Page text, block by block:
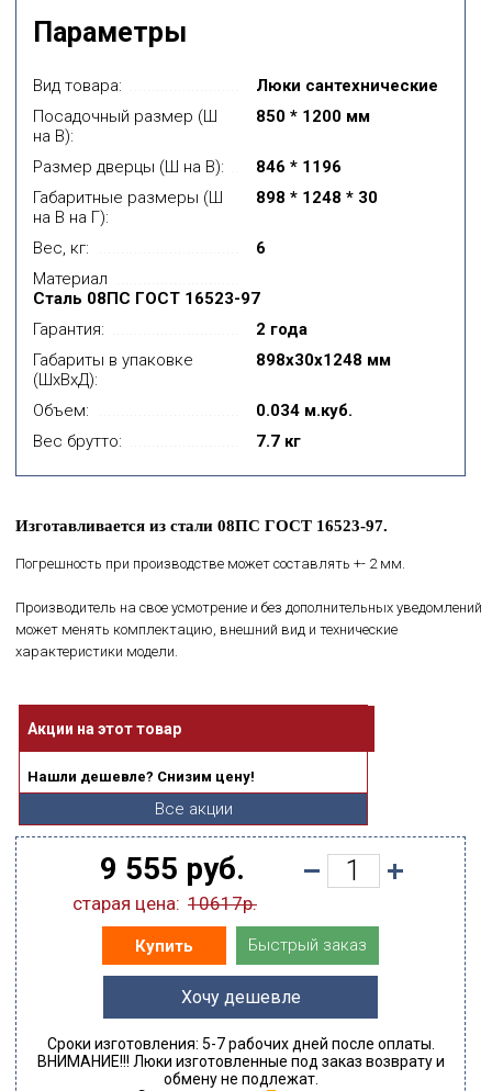
Параметры
Вид товара:
Люки сантехнические
Посадочный размер (Ш
на В):
850 * 1200 мм
Размер дверцы (Ш на В):
846 * 1196
Габаритные размеры (Ш
на В на Г):
898 * 1248 * 30
Вес, кг:
6
Материал
Сталь 08ПС ГОСТ 16523-97
Гарантия:
2 года
Габариты в упаковке
(ШхВхД):
898x30x1248 мм
Объем:
0.034 м.куб.
Вес брутто:
7.7 кг
Изготавливается из стали 08ПС ГОСТ 16523-97.
Погрешность при производстве может составлять +- 2 мм.
Производитель на свое усмотрение и без дополнительных уведомлений
может менять комплектацию, внешний вид и технические
характеристики модели.
Акции на этот товар
Нашли дешевле? Снизим цену!
Все акции
9 555 руб.
старая цена: 10617р.
Купить Быстрый заказ
Хочу дешевле
Сроки изготовления: 5-7 рабочих дней после оплаты.
ВНИМАНИЕ!!! Люки изготовленные под заказ возврату и
обмену не подлежат.